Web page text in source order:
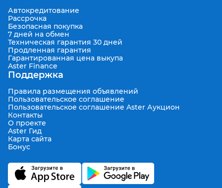
Автокредитование
Рассрочка
Безопасная покупка
7 дней на обмен
Техническая гарантия 30 дней
Продленная гарантия
Гарантированная цена выкупа
Aster Finance
Поддержка
Правила размещения объявлений
Пользовательское соглашение
Пользовательское соглашение Aster Аукцион
Контакты
О проекте
Aster Гид
Карта сайта
Бонус